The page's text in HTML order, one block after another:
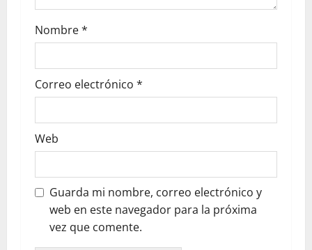
Nombre*
Correo electrónico *
Web
Guarda mi nombre, correo electrónico y
web en este navegador para la próxima
vez que comente.